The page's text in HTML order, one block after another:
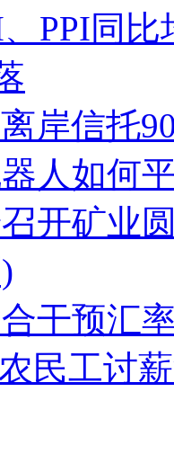
PPI同
岸信托
人如何
开矿业
干预汇
民工讨